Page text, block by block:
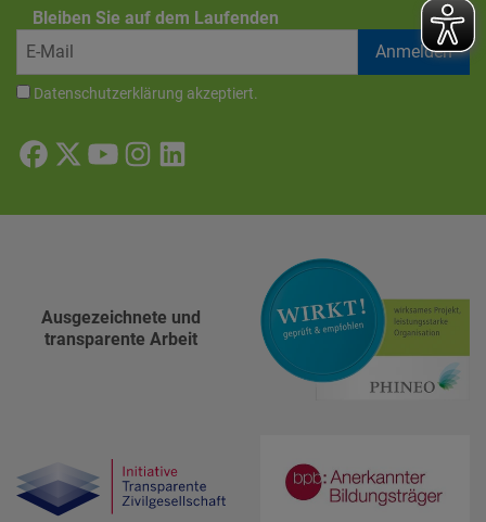
Bleiben Sie auf dem Laufenden
Datenschutzerklärung akzeptiert.
Ausgezeichnete und
transparente Arbeit